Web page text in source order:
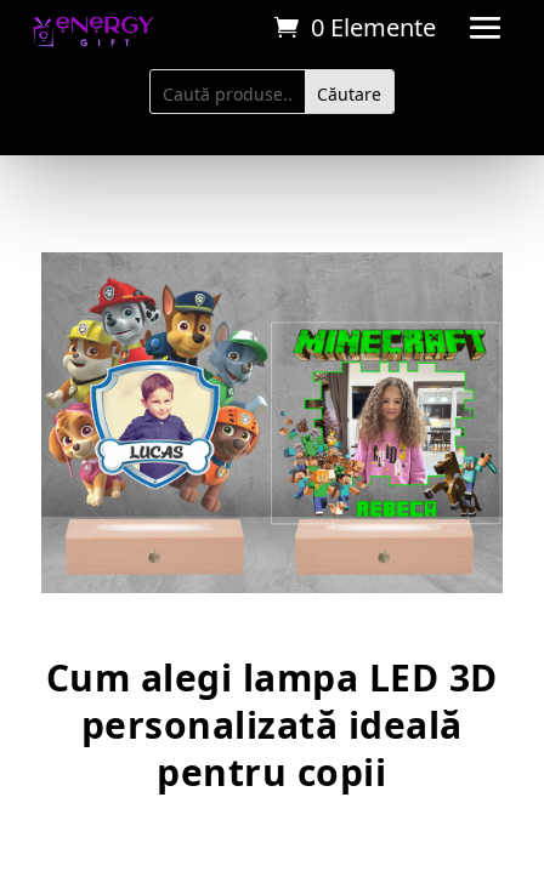
0 Elemente
Cum alegi lampa LED 3D
personalizată ideală
pentru copii